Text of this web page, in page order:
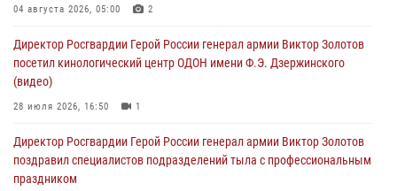
акция «Каникулы с Росгвардией»
04 августа 2026, 05:00 2
Директор Росгвардии Герой России генерал армии Виктор Золотов
посетил кинологический центр ОДОН имени Ф.Э. Дзержинского
(видео)
28 июля 2026, 16:50 1
Директор Росгвардии Герой России генерал армии Виктор Золотов
поздравил специалистов подразделений тыла с профессиональным
праздником